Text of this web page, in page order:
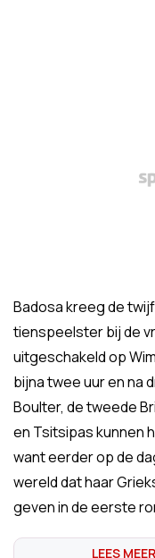
Badosa kreeg de
tienspeelster bij de
uitgeschakeld op
bijna twee uur en na
Boulter, de tweede
en Tsitsipas kunnen
want eerder op de
wereld dat haar
geven in de eerste